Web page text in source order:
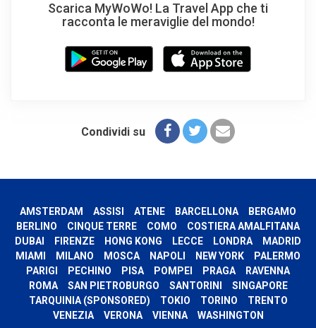
Scarica MyWoWo! La Travel App che ti
racconta le meraviglie del mondo!
Condividi su
AMSTERDAM ASSISI ATENE BARCELLONA
BERGAMO
BERLINO
CINQUE TERRE COMO
COSTIERA AMALFITANA
DUBAI
FIRENZE HONG KONG LECCE LONDRA
MADRID
MIAMI
MILANO MOSCA NAPOLI NEW YORK
PALERMO
PARIGI
PECHINO PISA POMPEI PRAGA
RAVENNA
ROMA
SAN PIETROBURGO SANTORINI
SINGAPORE
TARQUINIA (SPONSORED)
TOKIO TORINO
TRENTO
VENEZIA
VERONA VIENNA WASHINGTON